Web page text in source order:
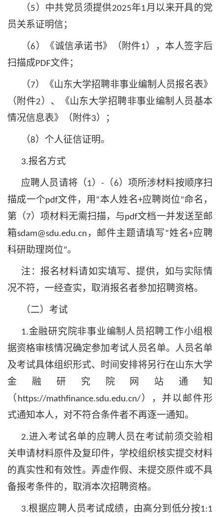
（5 ）中共党员须提供2025年1 月以来开具的党
员关系证明信；
（6 ）《诚信承诺书》（附件1），本人签字后
扫描成PDF文件；
（7）《山东大学招聘非事业编制人员报名表》
（附件2 ）、《山东大学招聘非事业编制人员基本
情况信息表》（附件3）；
（8） 个人征信证明。
3.报名方式
应聘人员请将（1）- （6）项所涉材料按顺序扫
描成一个pdf文件，用 “本人姓名+应聘岗位”命名，
第（7）项材料无需扫描，与pdf文档一并发送至邮
箱sdam@sdu.edu.cn ，邮件主题请填写“姓名+应聘
科研助理岗位”。
注：报名材料请如实填写、提供，如与实际情
况不符，一经查实，取消报名者参加招聘资格。
（二）考试
1.金融研究院非事业编制人员招聘工作小组根
据资格审核情况确定参加考试人员名单。人员名单
及考试具体组织形式、时间安排将另行在山东大学
金融研究院
网站通知
（ https://mathfinance.sdu.edu.cn/），并以邮件形
式通知本人，对不符合条件者不再逐一通知。
2.进入考试名单的应聘人员在考试前须交验相
关申请材料原件及复印件，学校组织核实提交材料
的真实性和有效性。弄虚作假、未提交原件或不具
备报考条件的，取消本次招聘资格。
3.根据应聘人员考试成绩，由高分到低分按1:1